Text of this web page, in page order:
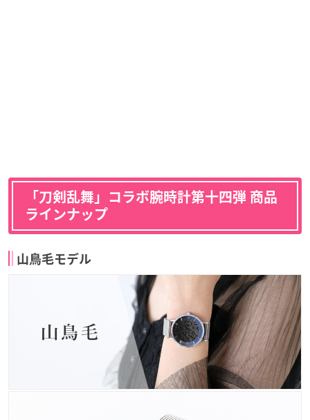
「刀剣乱舞」コラボ腕時計第十四弾 商品
ラインナップ
山鳥毛モデル